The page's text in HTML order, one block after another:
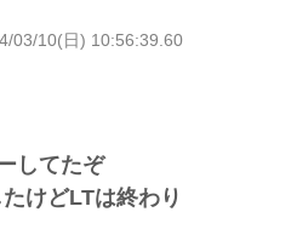
03/10(日) 10:56:39.60
してたぞ
けどLTは終わり